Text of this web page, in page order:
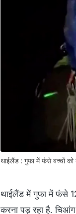
थाईलैंड : गुफा में फंसे बच्चों को
थाईलैंड में गुफा में फंसे
करना पड़ रहा है. चिआंग